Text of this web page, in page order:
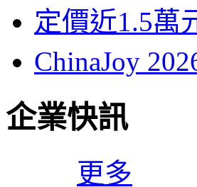
定價近1.5萬
ChinaJoy
企業快訊
更多